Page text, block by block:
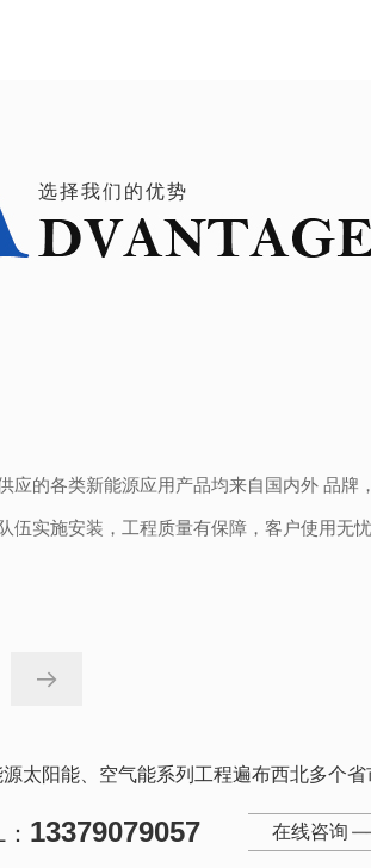
选择我们的优势
的个性化需求，安排照明灯具风格款式的专
太阳能、空气能系列工程遍布西北多个省
13379079057 在线咨询